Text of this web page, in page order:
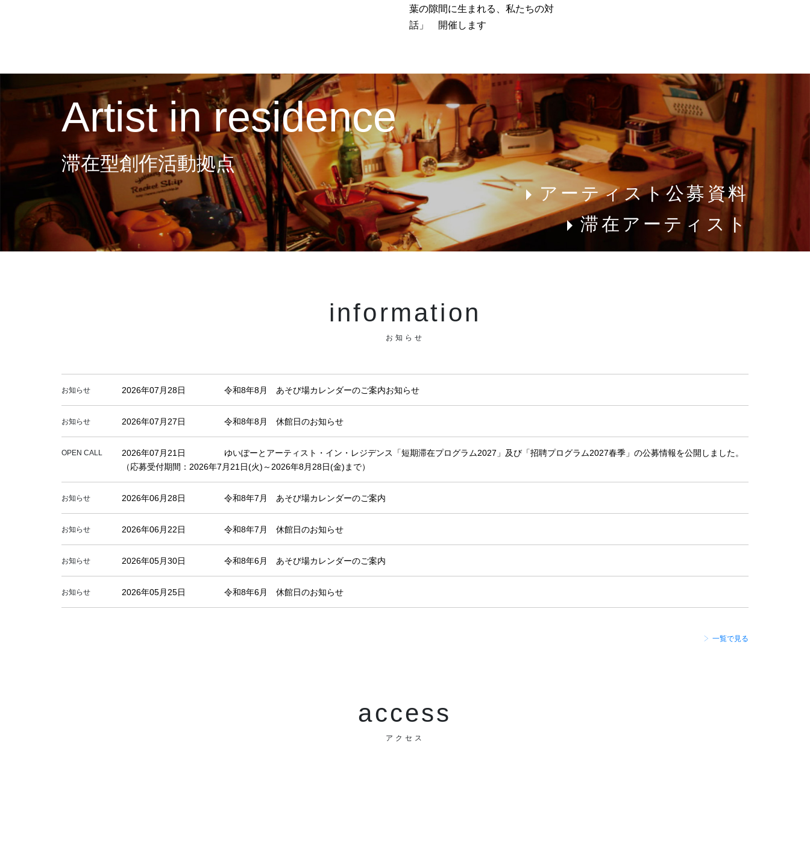
葉の隙間に生まれる、私たちの対
話」 開催します
Artist in residence
滞在型創作活動拠点
アーティスト公募資料
滞在アーティスト
information
お知らせ
お知らせ 2026年07月28日 令和8年8月 あそび場カレンダーのご案内お知らせ
お知らせ 2026年07月27日 令和8年8月 休館日のお知らせ
OPEN CALL 2026年07月21日
ゆいぽーとアーティスト・イン・レジデンス「短期滞在プログラム2027」及び「招聘プログラム2027春季」の公募情報を公開しました。
（応募受付期間：2026年7月21日(火)～2026年8月28日(金)まで）
お知らせ 2026年06月28日 令和8年7月 あそび場カレンダーのご案内
お知らせ 2026年06月22日 令和8年7月 休館日のお知らせ
お知らせ 2026年05月30日 令和8年6月 あそび場カレンダーのご案内
お知らせ 2026年05月25日 令和8年6月 休館日のお知らせ
一覧で見る
access
アクセス